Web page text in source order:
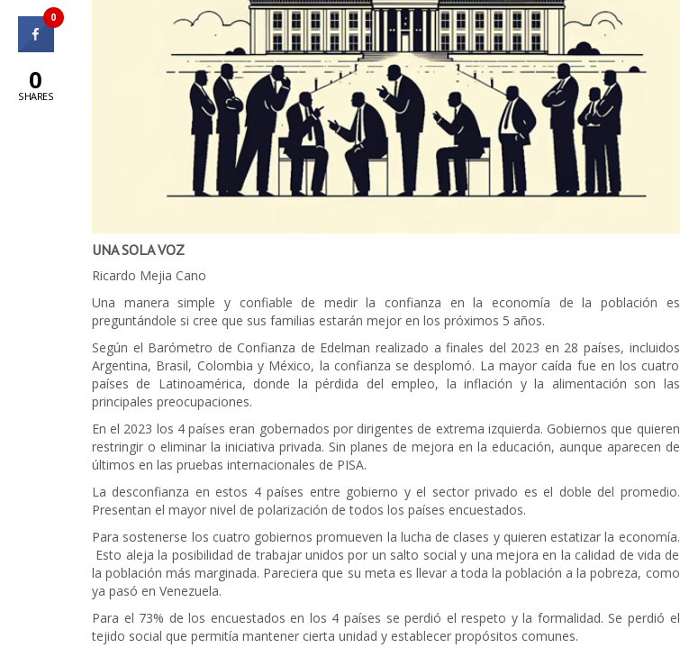
UNA SOLA VOZ
Ricardo Mejia Cano
Una manera simple y confiable de medir la confianza en la economía de la población es
preguntándole si cree que sus familias estarán mejor en los próximos 5 años.
Según el Barómetro de Confianza de Edelman realizado a finales del 2023 en 28 países, incluidos
Argentina, Brasil, Colombia y México, la confianza se desplomó. La mayor caída fue en los cuatro
países de Latinoamérica, donde la pérdida del empleo, la inflación y la alimentación son las
principales preocupaciones.
En el 2023 los 4 países eran gobernados por dirigentes de extrema izquierda. Gobiernos que quieren
restringir o eliminar la iniciativa privada. Sin planes de mejora en la educación, aunque aparecen de
últimos en las pruebas internacionales de PISA.
La desconfianza en estos 4 países entre gobierno y el sector privado es el doble del promedio.
Presentan el mayor nivel de polarización de todos los países encuestados.
Para sostenerse los cuatro gobiernos promueven la lucha de clases y quieren estatizar la economía.
Esto aleja la posibilidad de trabajar unidos por un salto social y una mejora en la calidad de vida de
la población más marginada. Pareciera que su meta es llevar a toda la población a la pobreza, como
ya pasó en Venezuela.
Para el 73% de los encuestados en los 4 países se perdió el respeto y la formalidad. Se perdió el
tejido social que permitía mantener cierta unidad y establecer propósitos comunes.
0
0
SHARES